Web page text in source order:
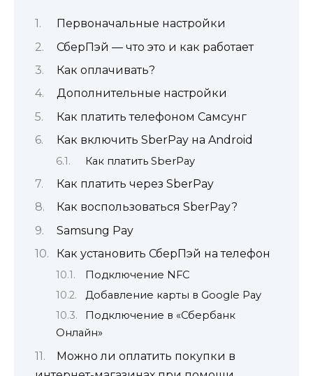
Первоначальные настройки
СберПэй — что это и как работает
Как оплачивать?
Дополнительные настройки
Как платить телефоном Самсунг
Как включить SberPay на Android
Как платить SberPay
Как платить через SberPay
Как воспользоваться SberPay?
Samsung Pay
Как установить СберПэй на телефон
Подключение NFC
Добавление карты в Google Pay
Подключение в «Сбербанк
Онлайн»
Можно ли оплатить покупки в